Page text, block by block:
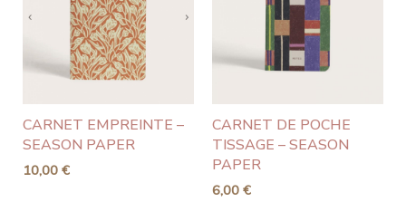
CARNET EMPREINTE –
SEASON PAPER
10,00 €
CARNET DE POCHE
TISSAGE – SEASON
PAPER
6,00 €